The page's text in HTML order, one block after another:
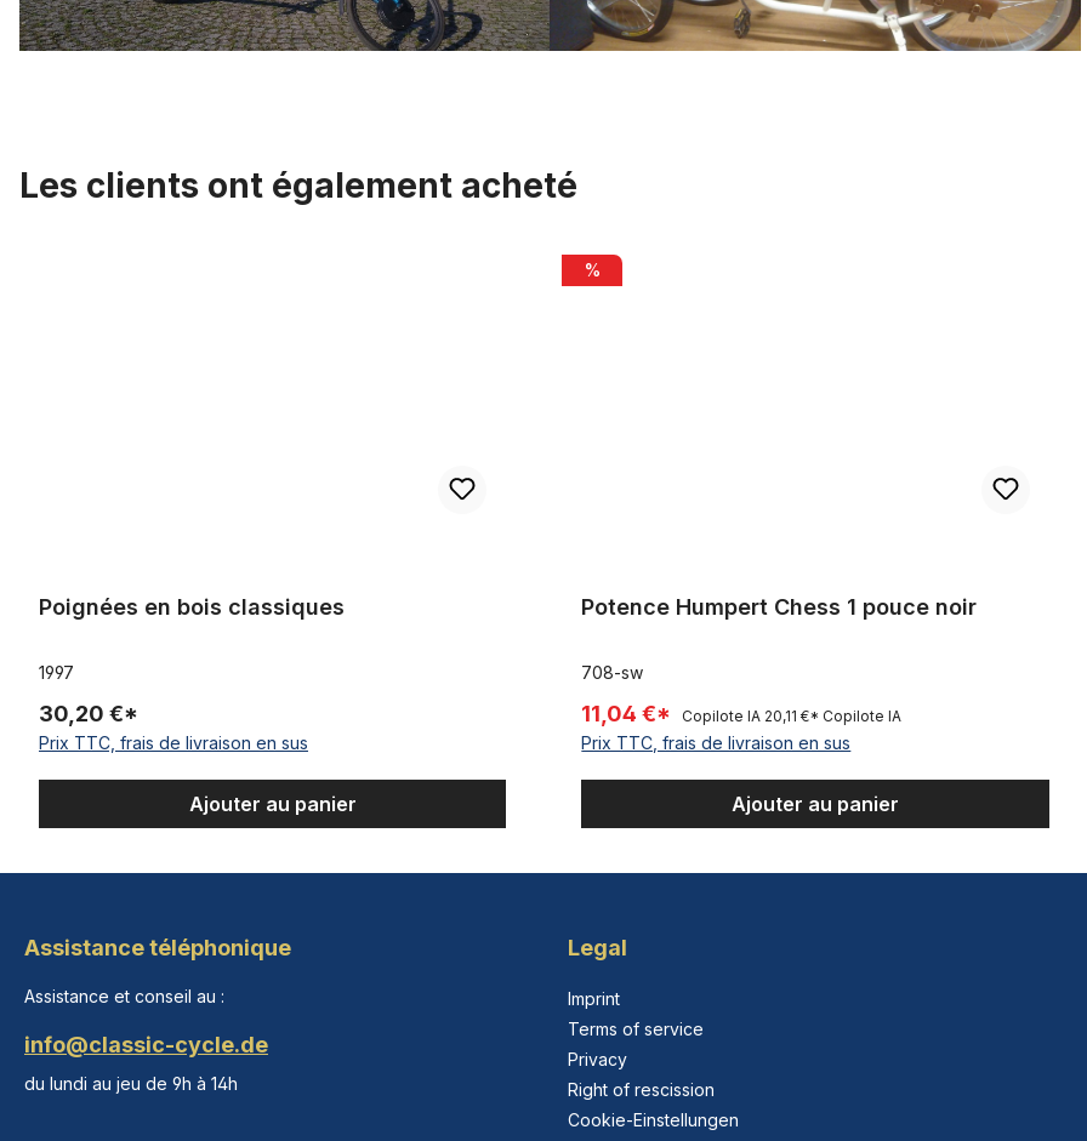
Les clients ont également acheté
Poignées en bois classiques
1997
30,20 €*
Prix TTC, frais de livraison en sus
Ajouter au panier
Potence Humpert Chess 1 pouce noir
%
Potence Humpert Chess 1 pouce noir
708-sw
11,04 €* Copilote IA 20,11 €* Copilote IA
Prix TTC, frais de livraison en sus
Ajouter au panier
Assistance téléphonique
Assistance et conseil au :
info@classic-cycle.de
du lundi au jeu de 9h à 14h
Legal
Imprint
Terms of service
Privacy
Right of rescission
Cookie-Einstellungen